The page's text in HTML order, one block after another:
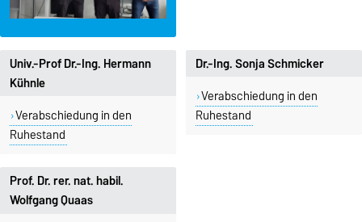
Prof. Dr. rer. nat. habil.
Wolfgang Quaas
Dr.-Ing. Sonja Schmicker
Verabschiedung in den
Ruhestand
Univ.-Prof Dr.-Ing. Hermann
Kühnle
Verabschiedung in den
Ruhestand